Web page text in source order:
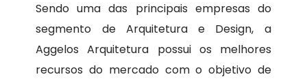
Sendo uma das principais empresas do
segmento de Arquitetura e Design, a
Aggelos Arquitetura possui os melhores
recursos do mercado com o objetivo de